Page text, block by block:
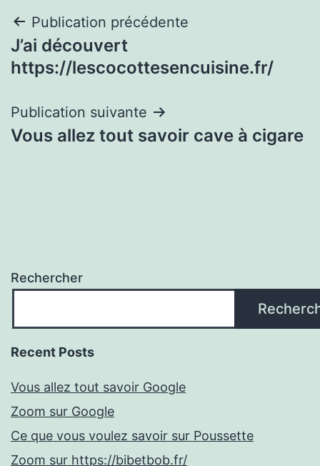
Navigation
de
Publication précédente
J’ai découvert
https://lescocottesencuisine.fr/
Publication suivante
Vous allez tout savoir cave à cigare
Rechercher
Recent Posts
Vous allez tout savoir Google
Zoom sur Google
Ce que vous voulez savoir sur Poussette
Zoom sur https://bibetbob.fr/